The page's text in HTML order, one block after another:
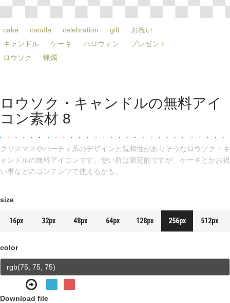
cake candle celebration gift
お祝い
キャンドル
ケーキ ハロウィン
プレゼント
ロウソク
蝋燭
ロウソク・キャンドルの無料アイ
コン素材 8
クリスマスやパーティ系のデザインと親和性がありそうなロウソク・キ
ャンドルの無料アイコンです。使い所は限定的ですが、ケーキとかお祝
い事などのコンテンツで使えるかも。
size
16px 32px 48px 64px 128px 256px 512px
color
Download file